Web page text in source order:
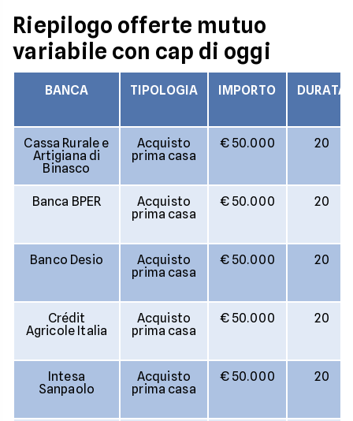
Riepilogo offerte mutuo
variabile con cap di oggi
BANCA TIPOLOGIA IMPORTO DURATA
Cassa Rurale e
Artigiana di
Binasco
Acquisto
prima casa
€ 50.000 20
Banca BPER
Acquisto
prima casa
€ 50.000 20
Banco Desio
Acquisto
prima casa
€ 50.000 20
Crédit
Agricole Italia
Acquisto
prima casa
€ 50.000 20
Intesa
Sanpaolo
Acquisto
prima casa
€ 50.000 20